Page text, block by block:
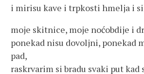
i mirisu kave i trpkosti hmelja i
moje skitnice, moje noćobdije i
ponekad nisu dovoljni, ponekad
pad,
raskrvarim si bradu svaki put kad